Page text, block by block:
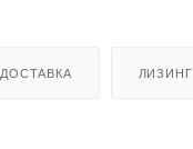
ДОСТАВКА ЛИЗИНГ